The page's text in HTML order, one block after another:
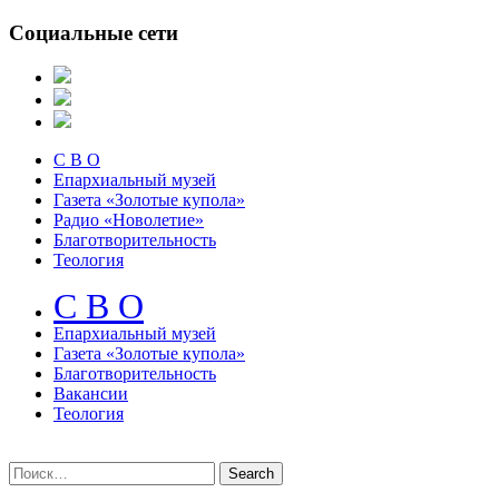
Социальные сети
С В О
Епархиальный музей
Газета «Золотые купола»
Радио «Новолетие»
Благотворительность
Теология
С В О
Епархиальный музeй
Газета «Золотые купола»
Благотворительность
Вакансии
Теология